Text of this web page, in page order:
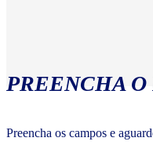
PREENCHA
Preencha os campos e